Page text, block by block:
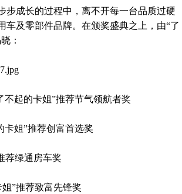
步成长的过程中，离不开每一台品质过硬
及零部件品牌。在颁奖盛典之上，由“了
：
不起的卡姐”推荐节气领航者奖
卡姐”推荐创富首选奖
荐绿通房车奖
”推荐致富先锋奖